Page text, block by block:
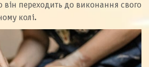
переходить до виконання свого
колі.